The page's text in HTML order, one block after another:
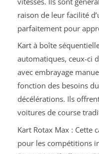
raison de leur facilité
parfaitement pour
Kart à boîte
automatiques, ceux-ci
avec embrayage
fonction des besoins
décélérations. Ils
voitures de course
Kart Rotax Max : Cette
pour les compétitions